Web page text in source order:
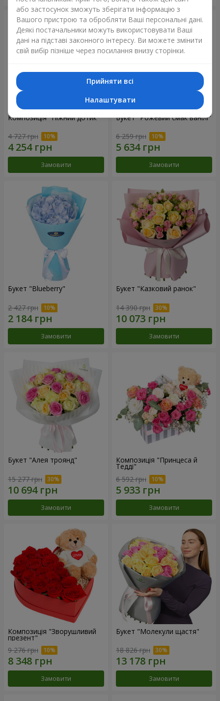
Композиція "Ніжний дотик"
4 727 грн
Замовити
Букет "Рожевий смак ванілі"
6 259 грн
Замовити
Букет "Blueberry"
2 427 грн
Замовити
Букет "Казковий ранок"
14 390 грн
Замовити
Букет "Алея троянд"
15 277 грн
Замовити
Композиція "Принцеса й
Тедді"
6 592 грн
Замовити
Композиція "Зворушливий
презент"
9 276 грн
Замовити
Букет "Молекули щастя"
18 826 грн
Замовити
або застосунок зможуть зберігати інформацію з
Вашого пристрою та обробляти Ваші персональні дані.
Деякі постачальники можуть використовувати Ваші
дані на підставі законного інтересу. Ви можете змінити
свій вибір пізніше через посилання внизу сторінки.
Прийняти всі
Налаштувати